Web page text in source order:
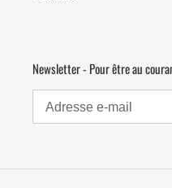
Newsletter - Pour être au